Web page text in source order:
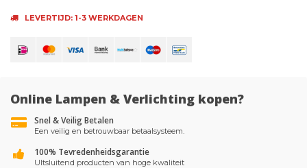
LEVERTIJD: 1-3 WERKDAGEN
Online Lampen & Verlichting kopen?
Snel & Veilig Betalen
Een veilig en betrouwbaar betaalsysteem.
100% Tevredenheidsgarantie
UItsluitend producten van hoge kwaliteit